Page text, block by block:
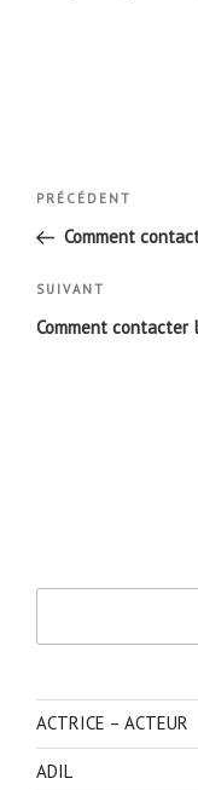
Navigation
l’article
Article
précédent
PRÉCÉDENT
Comment
Article
suivant
SUIVANT
Comment contacter
ACTRICE – ACTEUR
ADIL